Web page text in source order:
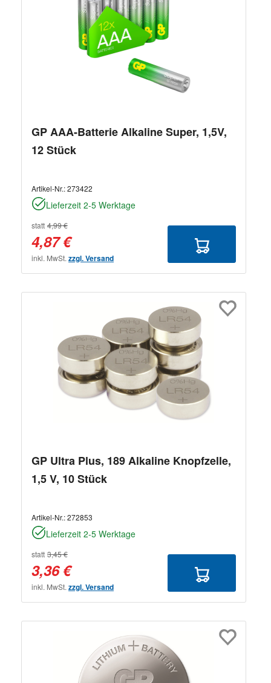
GP AAA-Batterie Alkaline Super, 1,5V,
12 Stück
Artikel-Nr.:273422
Lieferzeit 2-5 Werktage
statt 4,99 €
4,87 €
inkl. MwSt. zzgl. Versand
GP Ultra Plus, 189 Alkaline Knopfzelle,
1,5 V, 10 Stück
Artikel-Nr.:272853
Lieferzeit 2-5 Werktage
statt 3,45 €
3,36 €
inkl. MwSt. zzgl. Versand